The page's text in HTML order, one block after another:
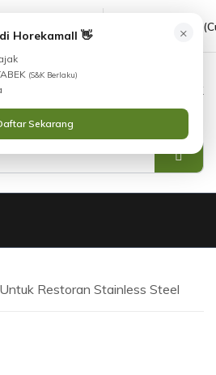
(021) 38783380 08551688000
Masuk
×
Horekamall 👋
(S&K Berlaku)
Sekarang
Restoran Stainless Steel